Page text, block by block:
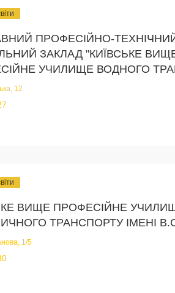
ПРОФЕСІЙНО-
ЗАКЛАД "КИЇВСЬКЕ
УЧИЛИЩЕ ВОДНОГО
12
ВИЩЕ ПРОФЕСІЙНЕ
ТРАНСПОРТУ ІМЕНІ
1/5